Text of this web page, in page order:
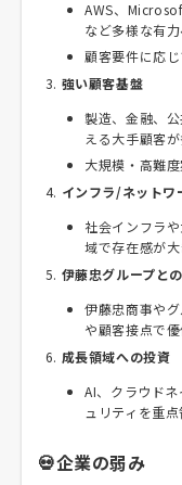
AWS、
など多様な有
顧客要件に応
強い顧客基盤
製造、金融、
える大手顧客
大規模・高難
インフラ/ネットワ
社会インフラ
域で存在感が大
伊藤忠グループと
伊藤忠商事や
や顧客接点で
成長領域への投資
AI、クラウド
ュリティを重
💀企業の弱み